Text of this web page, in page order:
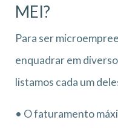
MEI?
Para ser
enquadrar em
listamos cada um
• O faturamento